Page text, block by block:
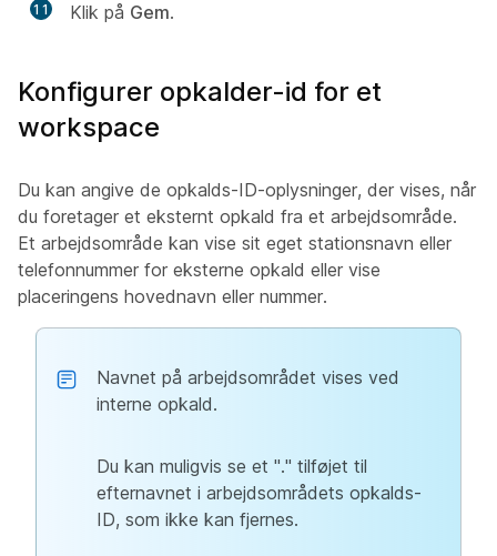
11 Klik på Gem.
Konfigurer opkalder-id for et
workspace
Du kan angive de opkalds-ID-oplysninger, der vises, når
du foretager et eksternt opkald fra et arbejdsområde.
Et arbejdsområde kan vise sit eget stationsnavn eller
telefonnummer for eksterne opkald eller vise
placeringens hovednavn eller nummer.
Navnet på arbejdsområdet vises ved
interne opkald.
Du kan muligvis se et "." tilføjet til
efternavnet i arbejdsområdets opkalds-
ID, som ikke kan fjernes.